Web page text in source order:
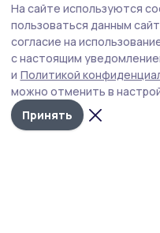
На сайте используются
пользоваться данным
согласие на
с настоящим
и Политикой
можно отменить в
Принять